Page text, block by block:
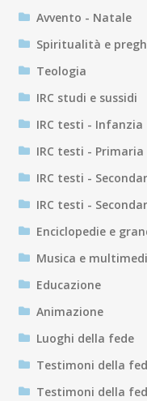
Avvento - Natale
Spiritualità e
Teologia
IRC studi e sussidi
IRC testi - Infanzia
IRC testi - Primaria
IRC testi -
IRC testi -
Enciclopedie e
Musica e
Educazione
Animazione
Luoghi della fede
Testimoni della
Testimoni della